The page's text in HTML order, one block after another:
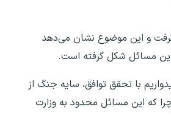
و این موضوع نشان می‌دهد
مسائل شکل گرفته است.
با تحقق توافق، سایه جنگ از
که این مسائل محدود به وزارت